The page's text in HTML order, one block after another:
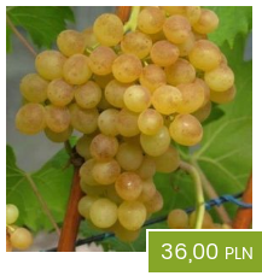
36,00 PLN